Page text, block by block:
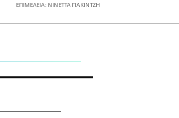
ΕΠΙΜΕΛΕΙΑ: ΝΙΝΕΤΤΑ ΓΙΑΚΙΝΤΖΗ